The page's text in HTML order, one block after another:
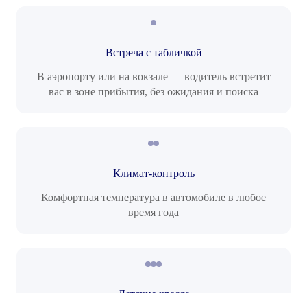
Встреча с табличкой
В аэропорту или на вокзале — водитель встретит
вас в зоне прибытия, без ожидания и поиска
Климат-контроль
Комфортная температура в автомобиле в любое
время года